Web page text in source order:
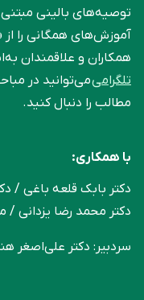
توصیه‌های بالینی
آموزش‌های همگانی را از
همکاران و علاقمندان
تلگرامیمی‌توانید در
مطالب را دنبال کنید.
با همکاری:
دکتر بابک قلعه‌ باغی /
دکتر محمد رضا یزدانی
سردبیر: دکتر علی‌اصغر